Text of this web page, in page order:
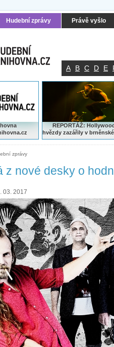
Hudební zprávy Právě vyšlo
A B C D E
REPORTÁŽ:
hvězdy zazářily v
zprávy
z nové desky o
03. 2017